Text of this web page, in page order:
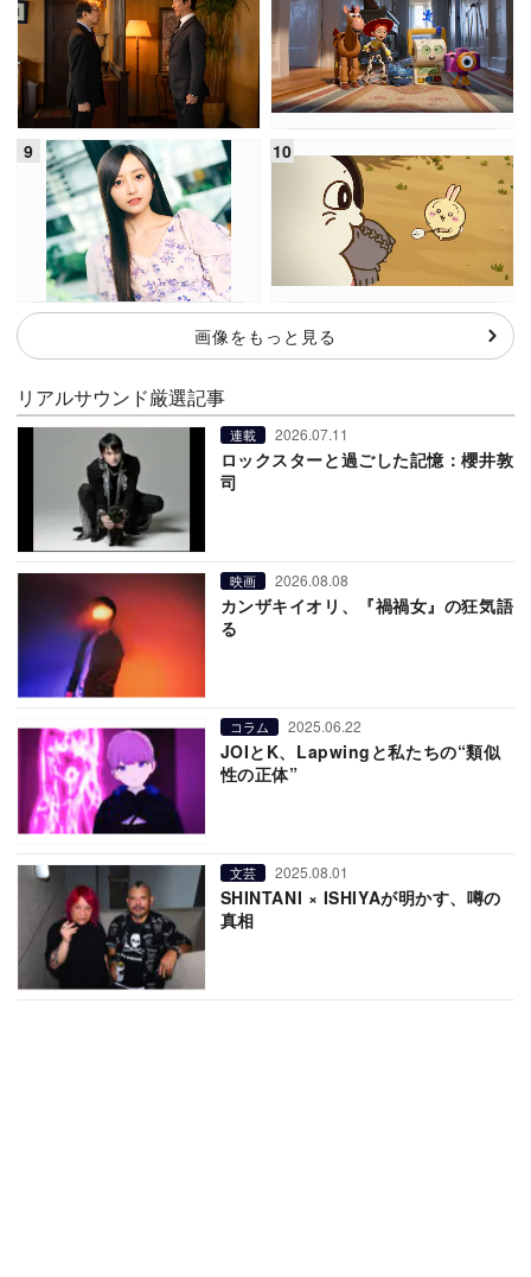
画像をもっと見る
リアルサウンド厳選記事
連載 2026.07.11
ロックスターと過ごした記憶：櫻井敦
司
映画 2026.08.08
カンザキイオリ、『禍禍女』の狂気語
る
コラム 2025.06.22
JOIとK、Lapwingと私たちの“類似
性の正体”
文芸 2025.08.01
SHINTANI × ISHIYAが明かす、噂の
真相